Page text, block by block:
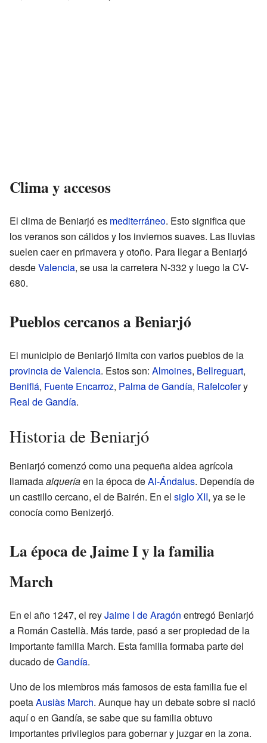
Clima y accesos
El clima de Beniarjó es mediterráneo. Esto significa que
los veranos son cálidos y los inviernos suaves. Las lluvias
suelen caer en primavera y otoño. Para llegar a Beniarjó
desdeValencia, se usa la carretera N-332 y luego la CV-
680.
Pueblos cercanos a Beniarjó
El municipio de Beniarjó limita con varios pueblos de la
provincia de Valencia. Estos son: Almoines, Bellreguart,
Beniflá, Fuente Encarroz, Palma de Gandía, Rafelcofery
Real de Gandía.
Historia de Beniarjó
Beniarjó comenzó como una pequeña aldea agrícola
llamadaalqueríaen la época deAl-Ándalus. Dependía de
un castillo cercano, el de Bairén. En el siglo XII, ya se le
conocía como Benizerjó.
La época de Jaime I y la familia
March
En el año 1247, el reyJaime I de Aragón entregó Beniarjó
a Román Castellà. Más tarde, pasó a ser propiedad de la
importante familia March. Esta familia formaba parte del
ducado deGandía.
Uno de los miembros más famosos de esta familia fue el
poetaAusiàs March. Aunque hay un debate sobre si nació
aquí o en Gandía, se sabe que su familia obtuvo
importantes privilegios para gobernar y juzgar en la zona.